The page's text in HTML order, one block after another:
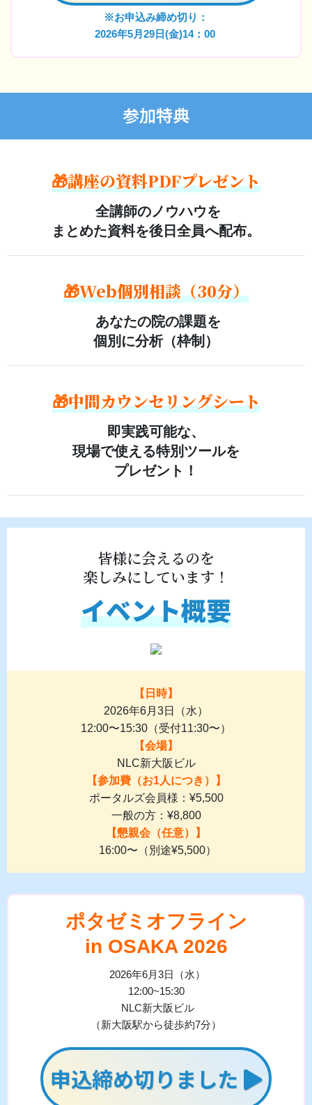
※お申込み締め切り：
2026年5月29日(金)14：00
参加特典
🎁講座の資料PDFプレゼント
全講師のノウハウを
まとめた資料を後日全員へ配布。
🎁Web個別相談（30分）
あなたの院の課題を
個別に分析（枠制）
🎁中間カウンセリングシート
即実践可能な、
現場で使える特別ツールを
プレゼント！
皆様に会えるのを
楽しみにしています！
イベント概要
【日時】
2026年6月3日（水）
12:00〜15:30（受付11:30〜）
【会場】
NLC新大阪ビル
【参加費（お1人につき）】
ポータルズ会員様：¥5,500
一般の方：¥8,800
【懇親会（任意）】
16:00〜（別途¥5,500）
ポタゼミオフライン
in OSAKA 2026
2026年6月3日（水）
12:00~15:30
NLC新大阪ビル
（新大阪駅から徒歩約7分）
申込締め切りました